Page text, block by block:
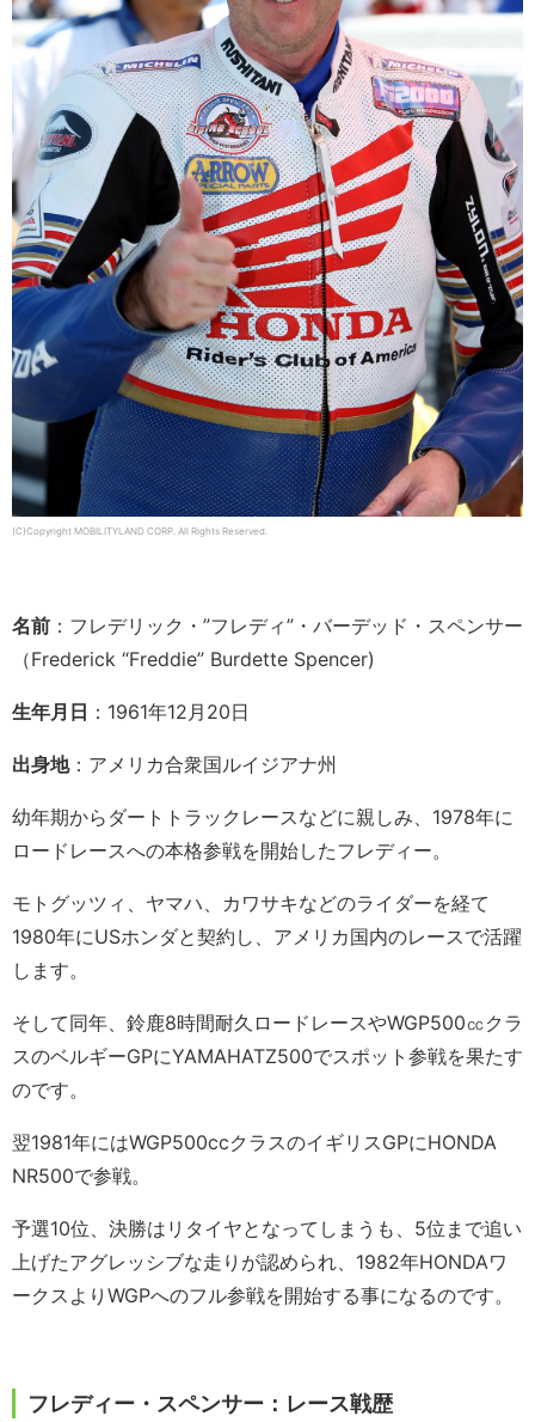
(C)Copyright MOBILITYLAND CORP. All Rights Reserved.
名前 ：フレデリック・”フレディ”・バーデッド・スペンサー
（Frederick “Freddie” Burdette Spencer)
生年月日 ：1961年12月20日
出身地：アメリカ合衆国ルイジアナ州
幼年期からダートトラックレースなどに親しみ、1978年に
ロードレースへの本格参戦を開始したフレディー。
モトグッツィ、ヤマハ、カワサキなどのライダーを経て
1980年にUSホンダと契約し、アメリカ国内のレースで活躍
します。
そして同年、鈴鹿8時間耐久ロードレースやWGP500㏄クラ
スのベルギーGPにYAMAHATZ500でスポット参戦を果たす
のです。
翌1981年にはWGP500ccクラスのイギリスGPにHONDA
NR500で参戦。
予選10位、決勝はリタイヤとなってしまうも、5位まで追い
上げたアグレッシブな走りが認められ、1982年HONDAワ
ークスよりWGPへのフル参戦を開始する事になるのです。
フレディー・スペンサー：レース戦歴